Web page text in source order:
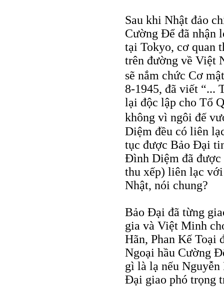
Sau khi Nhật đảo
Cường Để đã nhận
tại Tokyo, cơ quan
trên đường về Việt
sẽ nắm chức Cơ
8-1945, đã viết “...
lại độc lập cho Tổ
không vì ngôi đế
Diệm đều có liên
tục được Bảo Đại
Đình Diệm đã được
thu xếp) liên lạc
Nhật, nói chung?
Bảo Đại đã từng
gia và Việt Minh
Hãn, Phan Kế Toại
Ngoại hầu Cường
gì là lạ nếu
Đại giao phó trọng